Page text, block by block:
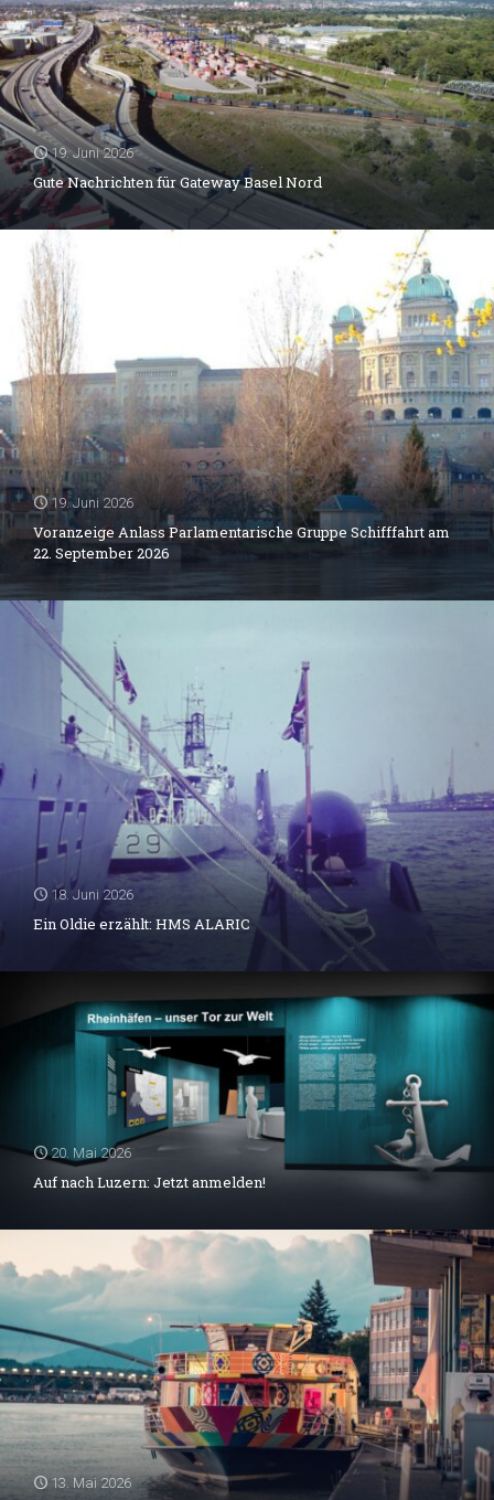
19. Juni 2026
Gute Nachrichten für Gateway Basel Nord
19. Juni 2026
Voranzeige Anlass Parlamentarische Gruppe Schifffahrt am
22. September 2026
18. Juni 2026
Ein Oldie erzählt: HMS ALARIC
20. Mai 2026
Auf nach Luzern: Jetzt anmelden!
13. Mai 2026